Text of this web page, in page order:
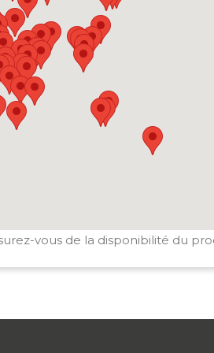
vous de la disponibilité du